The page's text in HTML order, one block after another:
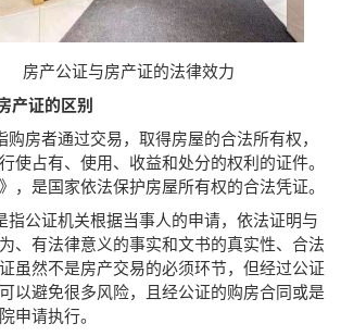
产公证与房产证的法律效力
产证的区别
房者通过交易，取得房屋的合法所有权，
使占有、使用、收益和处分的权利的证件。
，是国家依法保护房屋所有权的合法凭证。
公证机关根据当事人的申请，依法证明与
、有法律意义的事实和文书的真实性、合法
虽然不是房产交易的必须环节，但经过公证
以避免很多风险，且经公证的购房合同或是
申请执行。